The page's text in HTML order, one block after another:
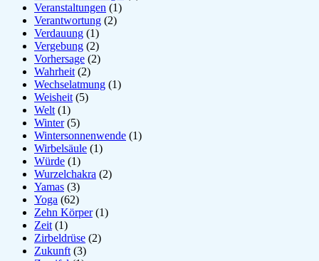
Veranstaltungen (1)
Verantwortung (2)
Verdauung (1)
Vergebung (2)
Vorhersage (2)
Wahrheit (2)
Wechselatmung (1)
Weisheit (5)
Welt (1)
Winter(5)
Wintersonnenwende (1)
Wirbelsäule (1)
Würde (1)
Wurzelchakra (2)
Yamas (3)
Yoga (62)
Zehn Körper(1)
Zeit (1)
Zirbeldrüse (2)
Zukunft (3)